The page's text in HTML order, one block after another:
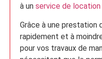
à un service de
Grâce à une prestation
rapidement et à
pour vos travaux de